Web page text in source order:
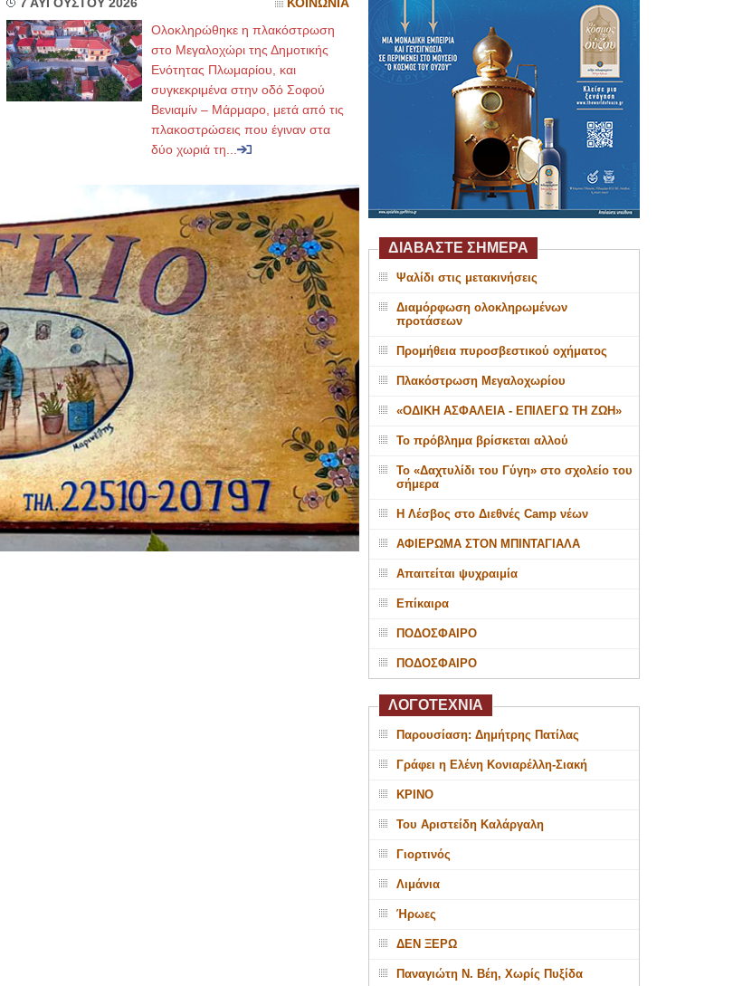
7 ΑΥΓΟΥΣΤΟΥ 2026 ΚΟΙΝΩΝΙΑ
Ολοκληρώθηκε η πλακόστρωση
στο Μεγαλοχώρι της Δημοτικής
Ενότητας Πλωμαρίου, και
συγκεκριμένα στην οδό Σοφού
Βενιαμίν – Μάρμαρο, μετά από τις
πλακοστρώσεις που έγιναν στα
δύο χωριά τη...
ΔΙΑΒΑΣΤΕ ΣΗΜΕΡΑ
Ψαλίδι στις μετακινήσεις
Διαμόρφωση ολοκληρωμένων
προτάσεων
Προμήθεια πυροσβεστικού οχήματος
Πλακόστρωση Μεγαλοχωρίου
«ΟΔΙΚΗ ΑΣΦΑΛΕΙΑ - ΕΠΙΛΕΓΩ ΤΗ ΖΩΗ»
Το πρόβλημα βρίσκεται αλλού
Το «Δαχτυλίδι του Γύγη» στο σχολείο του
σήμερα
Η Λέσβος στο Διεθνές Camp νέων
ΑΦΙΕΡΩΜΑ ΣΤΟΝ ΜΠΙΝΤΑΓΙΑΛΑ
Απαιτείται ψυχραιμία
Επίκαιρα
ΠΟΔΟΣΦΑΙΡΟ
ΠΟΔΟΣΦΑΙΡΟ
ΛΟΓΟΤΕΧΝΙΑ
Παρουσίαση: Δημήτρης Πατίλας
Γράφει η Ελένη Κονιαρέλλη-Σιακή
ΚΡΙΝΟ
Του Αριστείδη Καλάργαλη
Γιορτινός
Λιμάνια
Ήρωες
ΔΕΝ ΞΕΡΩ
Παναγιώτη Ν. Βέη, Χωρίς Πυξίδα